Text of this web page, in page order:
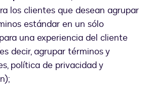
los clientes que desean agrupar
estándar en un sólo
una experiencia del cliente
decir, agrupar términos y
política de privacidad y